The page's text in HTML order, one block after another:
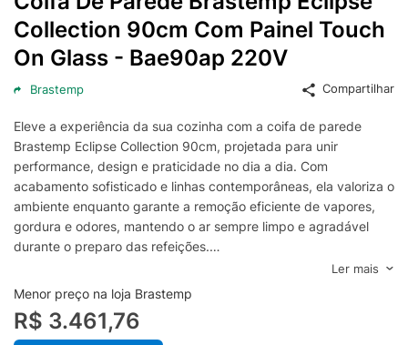
Collection 90cm Com Painel Touch
On Glass - Bae90ap 220V
Brastemp Compartilhar
Eleve a experiência da sua cozinha com a coifa de parede
Brastemp Eclipse Collection 90cm, projetada para unir
performance, design e praticidade no dia a dia. Com
acabamento sofisticado e linhas contemporâneas, ela valoriza o
ambiente enquanto garante a remoção eficiente de vapores,
gordura e odores, mantendo o ar sempre limpo e agradável
durante o preparo das refeições.
O painel Touch On Glass oferece controle intuitivo e rápido das
funções, proporcionando uma operação moderna e precisa,
além de facilitar a limpeza com um simples toque. A largura de
90 cm cobre perfeitamente cooktops e fogões maiores,
Ler mais
Menor preço na loja Brastemp
R$ 3.461,76